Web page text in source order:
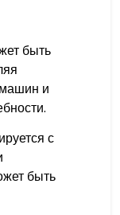
быть
и
с
быть